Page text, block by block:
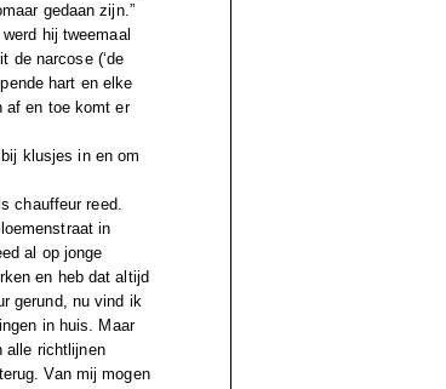
gedaan zijn.”
hij tweemaal
de narcose (‘de
hart en elke
af en toe komt er
klusjes in en om
chauffeur reed.
in
al op jonge
en heb dat altijd
gerund, nu vind ik
in huis. Maar
alle richtlijnen
Van mij mogen